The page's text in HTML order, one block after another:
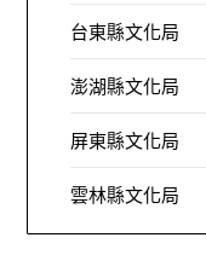
台東縣文化局
澎湖縣文化局
屏東縣文化局
雲林縣文化局